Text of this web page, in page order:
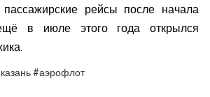
пассажирские рейсы после начала
в июле этого года открылся
#аэрофлот